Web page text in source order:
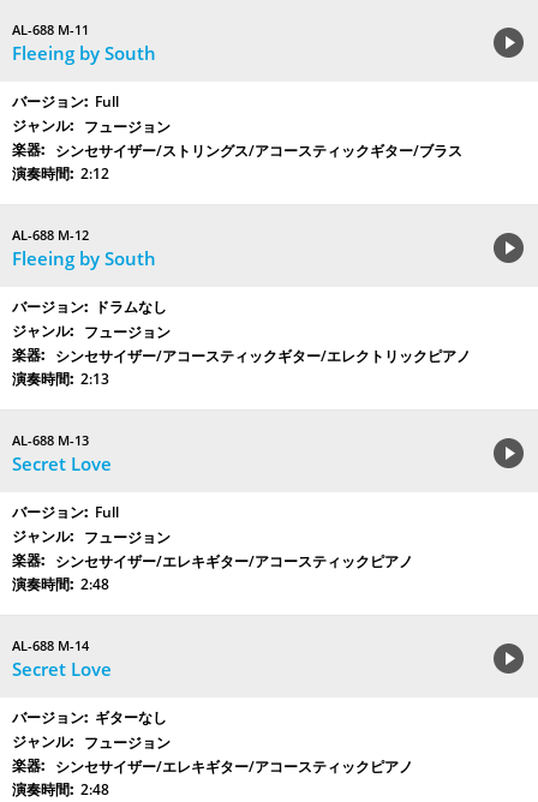
AL-688 M-11
Fleeing by South
Full
フュージョン
シンセサイザー/ストリングス/アコースティックギター/ブラス
2:12
AL-688 M-12
Fleeing by South
ドラムなし
フュージョン
シンセサイザー/アコースティックギター/エレクトリックピアノ
2:13
AL-688 M-13
Secret Love
Full
フュージョン
シンセサイザー/エレキギター/アコースティックピアノ
2:48
AL-688 M-14
Secret Love
ギターなし
フュージョン
シンセサイザー/エレキギター/アコースティックピアノ
2:48